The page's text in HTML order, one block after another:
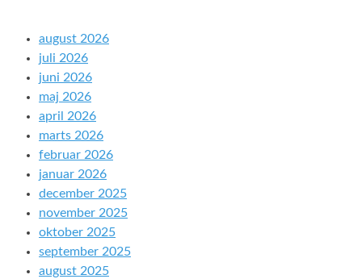
august 2026
juli 2026
juni 2026
maj 2026
april 2026
marts 2026
februar 2026
januar 2026
december 2025
november 2025
oktober 2025
september 2025
august 2025